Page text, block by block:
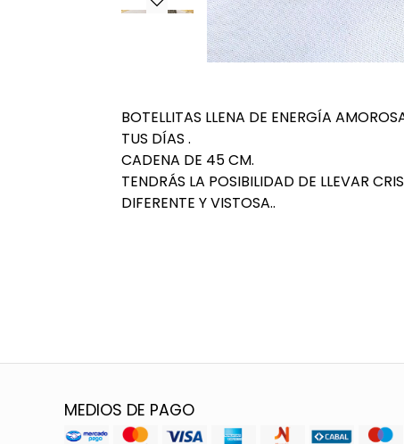
BOTELLITAS LLENA DE ENERGÍA
TUS DÍAS .
CADENA DE 45 CM.
TENDRÁS LA POSIBILIDAD DE LLEVAR
DIFERENTE Y VISTOSA..
MEDIOS DE PAGO